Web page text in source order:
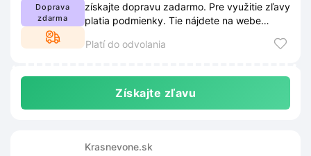
Doprava
zdarma
získajte dopravu zadarmo. Pre využitie zľavy
platia podmienky. Tie nájdete na webe
Platí do odvolania
Získajte zľavu
Krasnevone.sk